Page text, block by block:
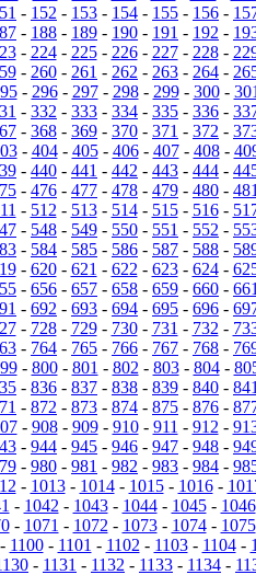
- 152 - 153 - 154 - 155 - 156 -
- 188 - 189 - 190 - 191 - 192 -
- 224- 225- 226- 227- 228-
- 260 - 261 - 262 - 263 - 264 -
- 296- 297- 298- 299- 300- 301
- 332 - 333 - 334 - 335 - 336 -
- 368 - 369 - 370 - 371 - 372 -
- 404- 405- 406- 407- 408-
- 440 - 441 - 442 - 443 - 444 -
- 476 - 477 - 478 - 479 - 480 - 481
- 512 - 513- 514- 515- 516-
- 548 - 549 - 550 - 551 - 552 -
- 584 - 585 - 586 - 587 - 588 -
- 620- 621 - 622 - 623- 624-
- 656 - 657 - 658 - 659 - 660 - 661
- 692 - 693 - 694 - 695 - 696 -
- 728- 729- 730- 731 - 732 -
- 764 - 765 - 766 - 767 - 768 -
- 800- 801 - 802 - 803- 804-
- 836 - 837 - 838 - 839 - 840 - 841
- 872 - 873 - 874 - 875 - 876 -
- 908- 909- 910- 911 - 912 -
- 944 - 945 - 946 - 947 - 948 -
- 980 - 981 - 982 - 983 - 984 -
- 1013- 1014- 1015- 1016-
- 1042 - 1043- 1044- 1045- 1046
- 1071 - 1072 - 1073- 1074- 1075
1100- 1101 - 1102 - 1103- 1104-
- 1131 - 1132 - 1133 - 1134 -